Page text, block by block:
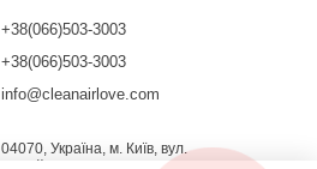
+38(066)503-3003
+38(066)503-3003
info@cleanairlove.com
04070, Україна, м. Київ, вул.